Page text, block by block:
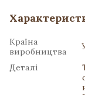
Країна
виробництва
Деталі